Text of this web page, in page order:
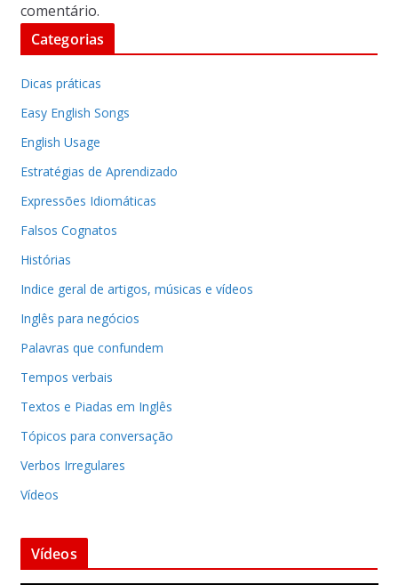
comentário.
Categorias
Dicas práticas
Easy English Songs
English Usage
Estratégias de Aprendizado
Expressões Idiomáticas
Falsos Cognatos
Histórias
Indice geral de artigos, músicas e vídeos
Inglês para negócios
Palavras que confundem
Tempos verbais
Textos e Piadas em Inglês
Tópicos para conversação
Verbos Irregulares
Vídeos
Vídeos